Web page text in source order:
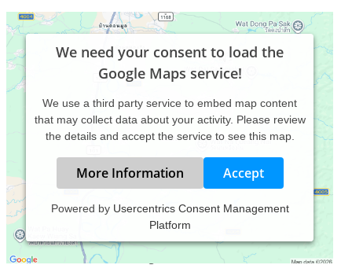
We need your consent to load the
Google Maps service!
We use a third party service to embed map content
that may collect data about your activity. Please review
the details and accept the service to see this map.
More Information Accept
Powered by Usercentrics Consent Management
Platform
Praxiszeiten:
Termine nach Vereinbarung